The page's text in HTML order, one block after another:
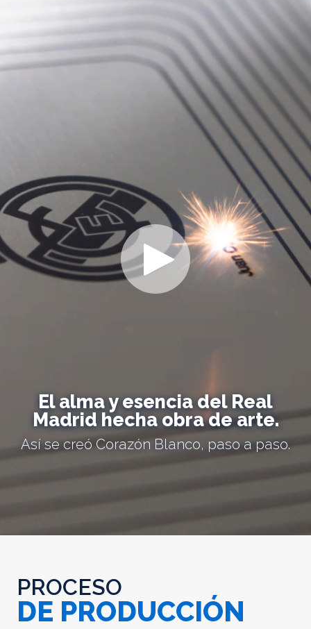
El alma y esencia del Real
Madrid hecha obra de arte.
Así se creó Corazón Blanco, paso a paso.
PROCESO
DE PRODUCCIÓN